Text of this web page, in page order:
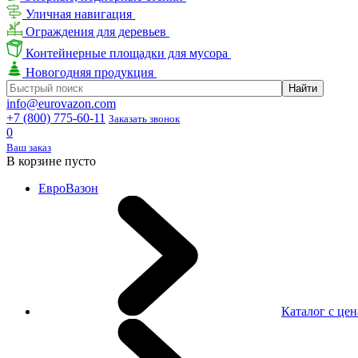
Уличная навигация
Ограждения для деревьев
Контейнерные площадки для мусора
Новогодняя продукция
info@eurovazon.com
+7 (800) 775-60-11 Заказать звонок
0
Ваш заказ
В корзине пусто
ЕвроВазон
Каталог с